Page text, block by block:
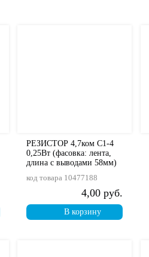
РЕЗИСТОР 4,7ком С1-4
0,25Вт (фасовка: лента,
длина с выводами 58мм)
код товара 10477188
4,00 руб.
В корзину